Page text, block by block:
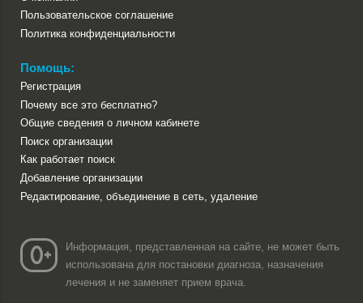
Пользовательское соглашение
Политика конфиденциальности
Помощь:
Регистрация
Почему все это бесплатно?
Общие сведения о личном кабинете
Поиск организации
Как работает поиск
Добавление организации
Редактирование, объединение в сеть, удаление
Информация, представленная на сайте, не может быть
использована для постановки диагноза, назначения
лечения и не заменяет прием врача.